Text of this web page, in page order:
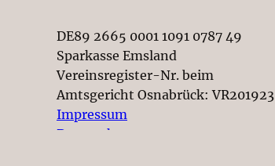
DE89 2665 0001 1091 0787 49
Sparkasse Emsland
Vereinsregister-Nr. beim
Amtsgericht Osnabrück: VR201923
Impressum
Datenschutz